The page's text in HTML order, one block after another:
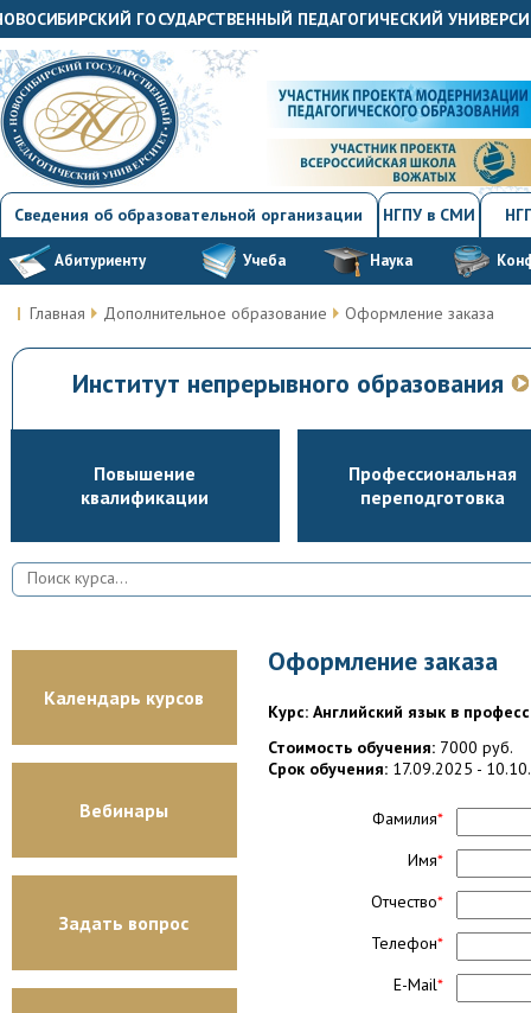
ГОСУДАРСТВЕННЫЙ ПЕДАГОГИЧЕСКИЙ
Сведения об образовательной организации НГПУ в СМИ
Абитуриенту Учеба Наука
Главная Дополнительное образование Оформление заказа
Институт непрерывного образования
Повышение
квалификации
Профессиональная
переподготовка
Календарь курсов
Вебинары
Задать вопрос
Оформление заказа
Курс: Английский язык в
Стоимость обучения: 7000 руб.
Срок обучения: 17.09.2025 -
Фамилия*
Имя*
Отчество*
Телефон*
E-Mail*